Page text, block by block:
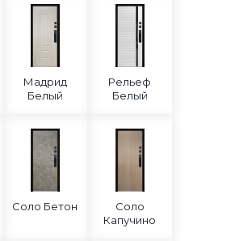
Мадрид
Белый
Рельеф
Белый
Соло Бетон
Соло
Капучино